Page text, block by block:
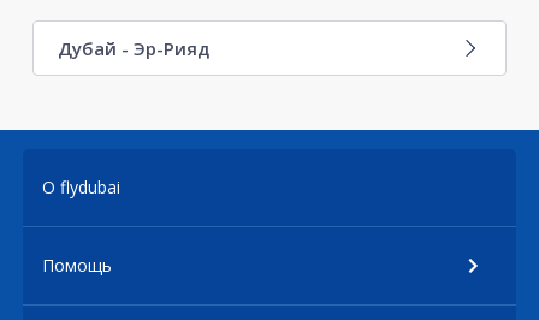
Дубай - Эр-Рияд
О flydubai
Помощь